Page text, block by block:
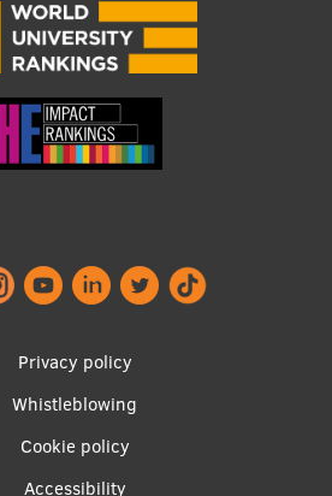
Privacy policy
Whistleblowing
Cookie policy
Accessibility